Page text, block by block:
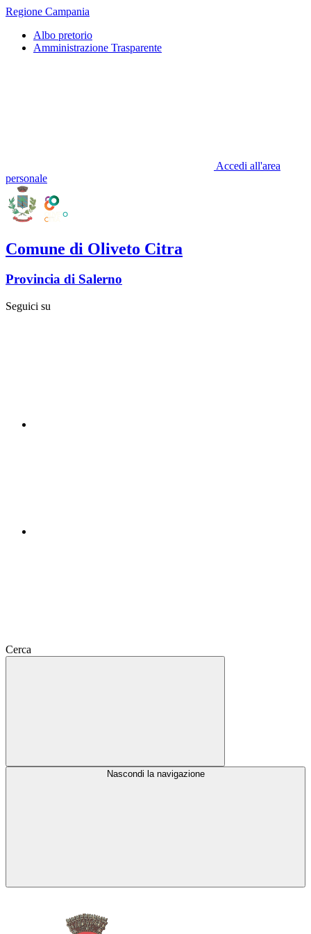
Regione Campania
Albo pretorio
Amministrazione Trasparente
Accedi all'area
personale
Comune di Oliveto Citra
Provincia di Salerno
Seguici su
Cerca
Nascondi la navigazione